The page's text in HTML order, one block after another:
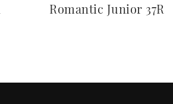
Romantic Junior 37R